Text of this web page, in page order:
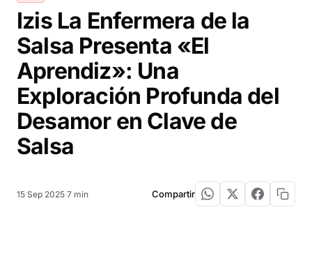
Izis La Enfermera de la
Salsa Presenta «El
Aprendiz»: Una
Exploración Profunda del
Desamor en Clave de
Salsa
15 Sep 2025·7 min Compartir